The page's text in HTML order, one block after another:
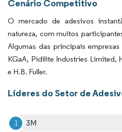
Cenário Competitivo
O mercado de adesivos
natureza, com muitos
Algumas das principais
KGaA, Pidilite Industries Limited,
e H.B. Fuller.
Líderes do Setor de
3M